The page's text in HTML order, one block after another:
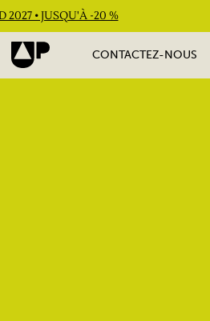
2027 • JUSQU'À -20 %
CONTACTEZ-NOUS